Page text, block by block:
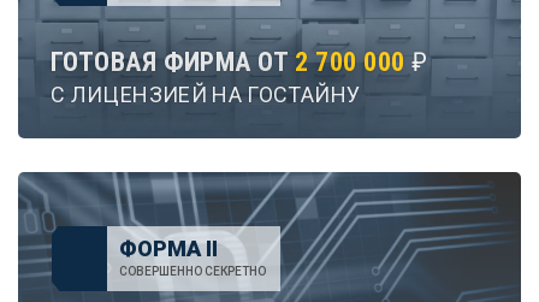
ГОТОВАЯ ФИРМА ОТ 2 700 000 ₽
С ЛИЦЕНЗИЕЙ НА ГОСТАЙНУ
ФОРМА II
СОВЕРШЕННО СЕКРЕТНО